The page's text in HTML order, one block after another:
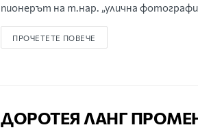
пионерът на т.нар. „улична
ПРОЧЕТЕТЕ ПОВЕЧЕ
ДОРОТЕЯ ЛАНГ